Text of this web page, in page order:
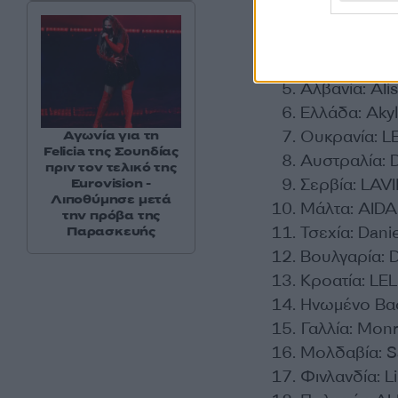
Γερμανία:
Ισραήλ:
Αλβανία:
Ελλάδα:
Ουκρανία:
Αυστραλία:
Σερβία:
Μάλτα:
Τσεχία:
Βουλγαρία:
Κροατία:
Ηνωμένο
Γαλλία:
Μολδαβία:
Φινλανδία:
Αγωνία για τη
Felicia της Σουηδίας
πριν τον τελικό της
Eurovision -
Λιποθύμησε μετά
την πρόβα της
Παρασκευής